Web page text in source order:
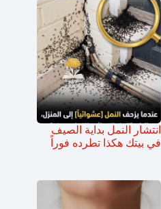
انتشار النمل بداية الصيف
في بيتك هكذا تطرده فوراً